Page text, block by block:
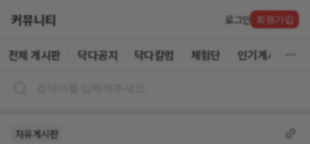
커뮤니티 로그인 회원가입
전체 게시판 닥다공지 닥다칼럼 체험단 인기게시글
자유게시판